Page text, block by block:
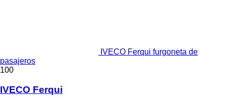
IVECO Ferqui furgoneta de
pasajeros
100
IVECO Ferqui